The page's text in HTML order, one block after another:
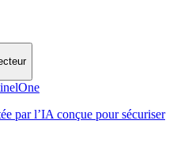
par l’IA conçue pour sécuriser